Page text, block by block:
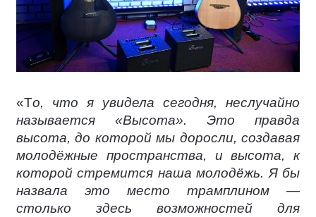
«То, что я увидела сегодня, неслучайно
называется «Высота». Это правда
высота, до которой мы доросли, создавая
молодёжные пространства, и высота, к
которой стремится наша молодёжь. Я бы
назвала это место трамплином —
столько здесь возможностей для